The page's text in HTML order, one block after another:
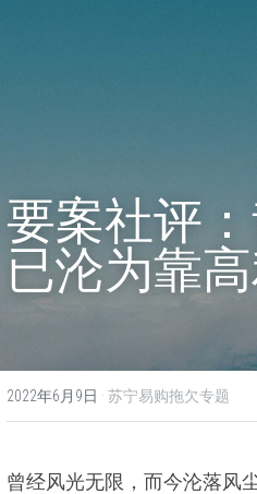
要案社评
已沦为靠
2022年6月9日 · 苏宁易购拖欠专题
曾经风光无限，而今沦落风